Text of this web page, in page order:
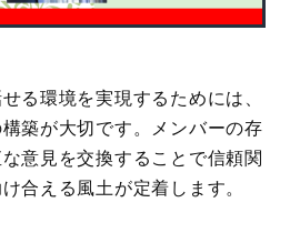
る環境を実現するためには、
築が大切です。メンバーの存
意見を交換することで信頼関
合える風土が定着します。